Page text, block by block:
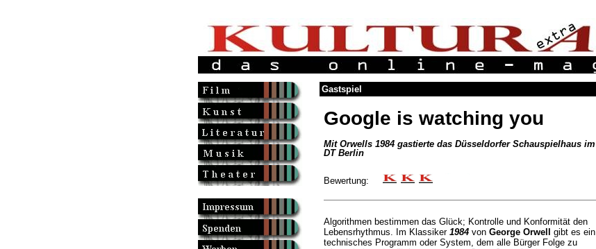
Gastspiel
Google is watching you
Mit Orwells 1984 gastierte das Düsseldorfer Schauspielhaus im
DT Berlin
Bewertung:
Algorithmen bestimmen das Glück; Kontrolle und Konformität den
Lebensrhythmus. Im Klassiker 1984von George Orwell
gibt es ein
technisches Programm oder System, dem alle Bürger Folge zu